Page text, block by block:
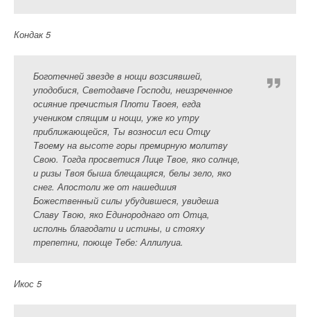
Кондак 5
Боготечней звезде в нощи возсиявшей,
уподобися, Светодавче Господи, неизреченное
осияние пречистыя Плоти Твоея, егда
учеником спящим и нощи, уже ко утру
приближающейся, Ты возносил еси Отцу
Твоему на высоте горы премирную молитву
Свою. Тогда просветися Лице Твое, яко солнце,
и ризы Твоя быша блещащяся, белы зело, яко
снег. Апостоли же от нашедшия
Божественный силы убудившеся, увидеша
Славу Твою, яко Единороднаго от Отца,
исполнь благодати и истины, и стояху
трепетни, поюще Тебе: Аллилуиа.
Икос 5